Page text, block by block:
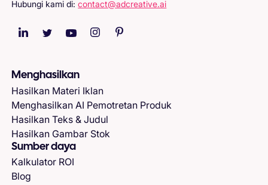
Hubungi kami di:contact@adcreative.ai
Menghasilkan
Hasilkan Materi Iklan
Menghasilkan AI Pemotretan Produk
Hasilkan Teks & Judul
Hasilkan Gambar Stok
Sumber daya
Kalkulator ROI
Blog